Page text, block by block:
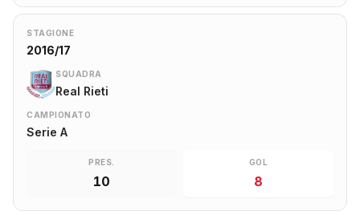
STAGIONE
2016/17
SQUADRA
Real Rieti
CAMPIONATO
Serie A
PRES.
10
GOL
8